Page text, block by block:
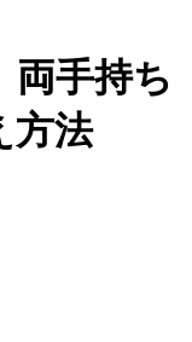
両手持ち
方法